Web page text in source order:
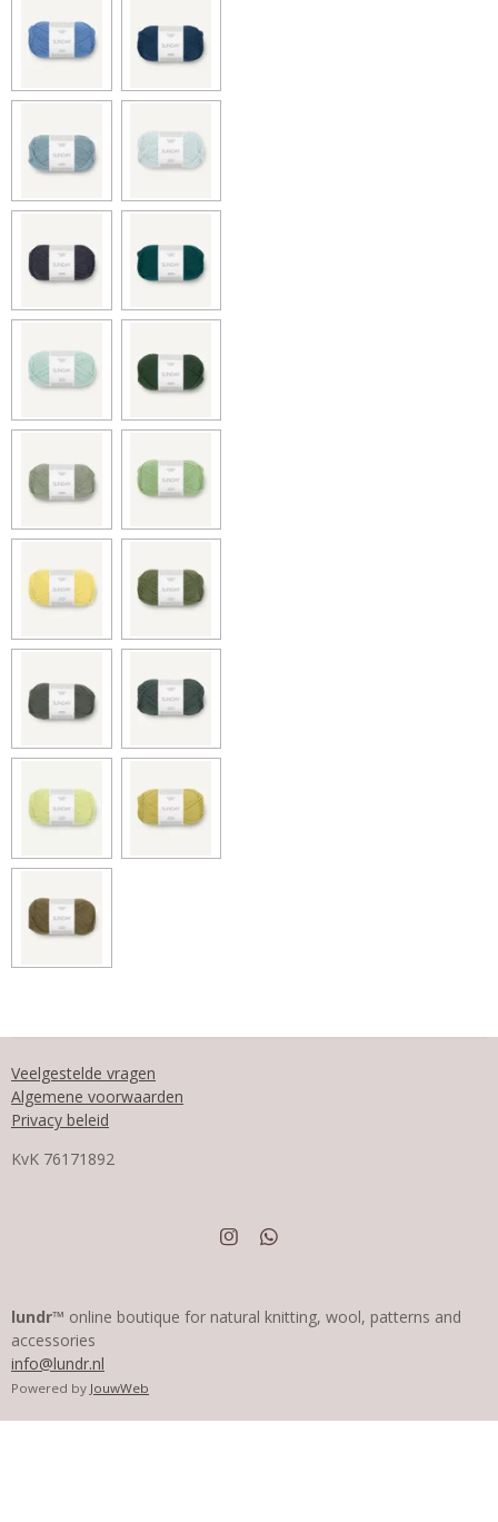
Veelgestelde vragen
Algemene voorwaarden
Privacy beleid
KvK 76171892
I
a
W
s
lundr™ online boutique for natural knitting, wool, patterns and
accessories
info@lundr.nl
Powered by JouwWeb